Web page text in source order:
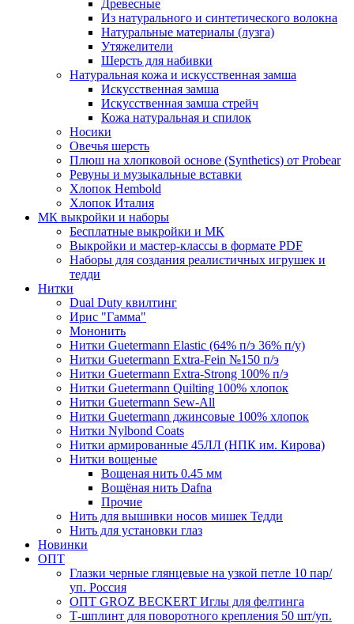
Древесные
Из натурального и синтетического волокна
Натуральные материалы (лузга)
Утяжелители
Шерсть для набивки
Натуральная кожа и искусственная замша
Искусственная замша
Искусственная замша стрейч
Кожа натуральная и спилок
Носики
Овечья шерсть
Плюш на хлопковой основе (Synthetics) от Probear
Ревуны и музыкальные вставки
Хлопок Hembold
Хлопок Италия
МК выкройки и наборы
Бесплатные выкройки и МК
Выкройки и мастер-классы в формате PDF
Наборы для создания реалистичных игрушек и
тедди
Нитки
Dual Duty квилтинг
Ирис "Гамма"
Мононить
Нитки Guetermann Elastic (64% п/э 36% п/у)
Нитки Guetermann Extra-Fein №150 п/э
Нитки Guetermann Extra-Strong 100% п/э
Нитки Guetermann Quilting 100% хлопок
Нитки Guetermann Sew-All
Нитки Guetermann джинсовые 100% хлопок
Нитки Nylbond Coats
Нитки армированные 45ЛЛ (НПК им. Кирова)
Нитки вощеные
Вощеная нить 0.45 мм
Вощёная нить Dafna
Прочие
Нить для вышивки носов мишек Тедди
Нить для установки глаз
Новинки
ОПТ
Глазки черные глянцевые на узкой петле 10 пар/
уп. Россия
ОПТ GROZ BECKERT Иглы для фелтинга
Т-шплинт для поворотного крепления 50 шт/уп.